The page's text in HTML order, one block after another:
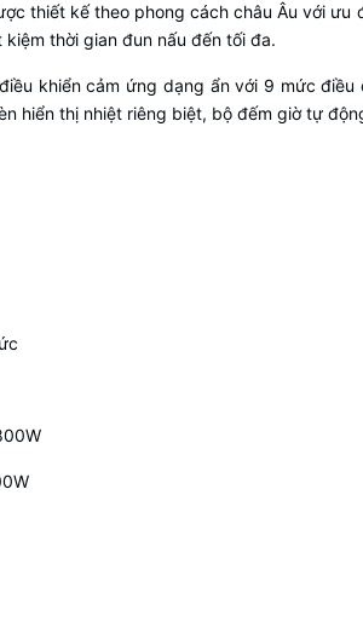
thiết kế theo phong cách châu Âu với
thời gian đun nấu đến tối đa.
khiển cảm ứng dạng ẩn với 9 mức
hiển thị nhiệt riêng biệt, bộ đếm giờ tự